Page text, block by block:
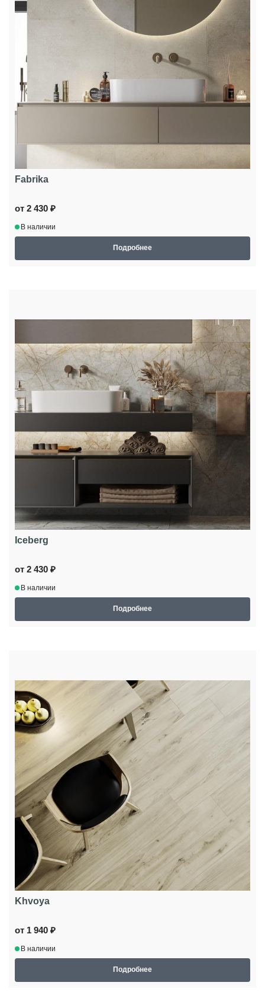
Fabrika
от 2 430 ₽
В наличии
Подробнее
Iceberg
от 2 430 ₽
В наличии
Подробнее
Khvoya
от 1 940 ₽
В наличии
Подробнее